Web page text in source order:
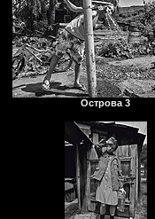
Острова 3